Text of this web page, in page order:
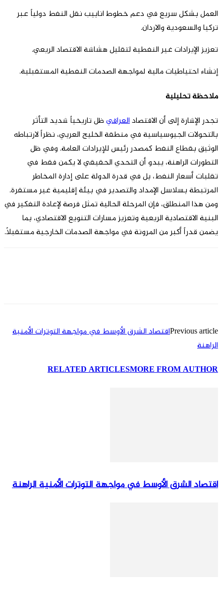
العمل بشكل سريع في دعم خطوط انابيب نقل النفط دولياً عبر
تركيا والسعودية والاردان.
تعزيز الإيرادات غير النفطية لتقليل هشاشة الاقتصاد الريعي.
إنشاء احتياطيات مالية لمواجهة الصدمات النفطية المستقبلية.
ملاحظة تحليلية
تجدر الإشارة إلى أن الاقتصادالعراقيظل تاريخياً شديد التأثر
بالتحولات الجيوسياسية في منطقة الخليج العربي، نظراً لارتباطه
الوثيق بقطاع النفط كمصدر رئيس للإيرادات العامة. وفي ظل
التطورات الراهنة، يبدو أن التحدي الحقيقي لا يكمن فقط في
تقلبات أسعار النفط، بل في قدرة الدولة على إدارة المخاطر
المرتبطة بسلاسل الإمداد والتصدير في بيئة إقليمية غير مستقرة.
ومن هذا المنطلق، فإن المرحلة الحالية تمثل فرصة لإعادة التفكير في
البنية الاقتصادية الريعية وتعزيز مسارات التنويع الاقتصادي، بما
يضمن قدراً أكبر من المرونة في مواجهة الصدمات الخارجية مستقبلاً.
Previous articleاقتصاد الشرق الأوسط في مواجهة التوترات الأمنية
الراهنة
RELATED ARTICLESMORE FROM AUTHOR
اقتصاد الشرق الأوسط في مواجهة التوترات الأمنية الراهنة